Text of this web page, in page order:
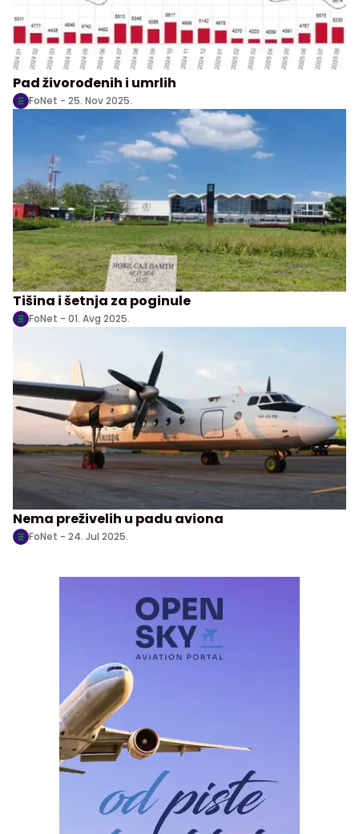
Pad živorođenih i umrlih
FoNet - 25. Nov 2025.
Tišina i šetnja za poginule
FoNet - 01. Avg 2025.
Nema preživelih u padu aviona
FoNet - 24. Jul 2025.